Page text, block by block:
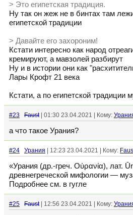
> Это египетская традиция.
Ну так он жеж не в бинтах там
египетской традиции
> Давайте его захороним!
Кстати интересно как народ
кремируют, а мавзолей разбирут
Ну и в истории они как
Лары Крофт 21 века
Кстати, а по египетской традиции
#23 Faust| 01:30 23.04.2021 | Кому:
а что такое Урания?
#24 Урания | 12:23 23.04.2021 | Кому:
«Урания (др.-греч. Οὐρανία), лат.
древнегреческой мифологии —
Подробнее см. в гугле
#25 Faust| 12:56 23.04.2021 | Кому: